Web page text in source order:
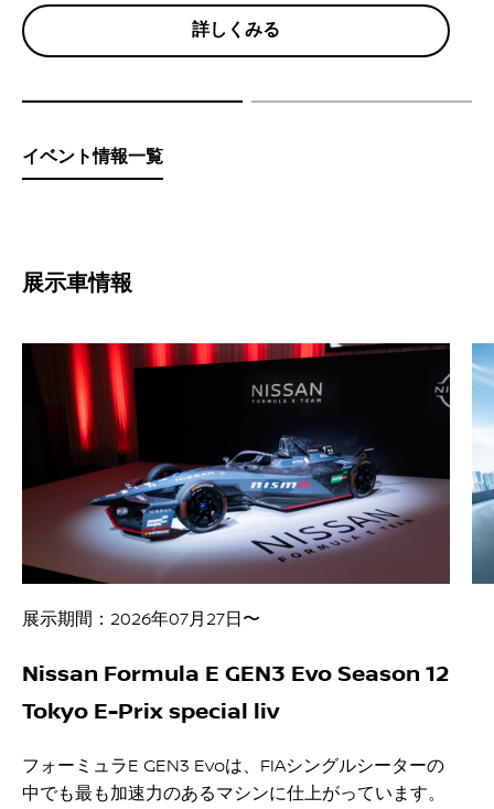
す。
展示車情報
展示期間：2026年07月27日〜
Nissan Formula E GEN3 Evo Season 12
Tokyo E-Prix special liv